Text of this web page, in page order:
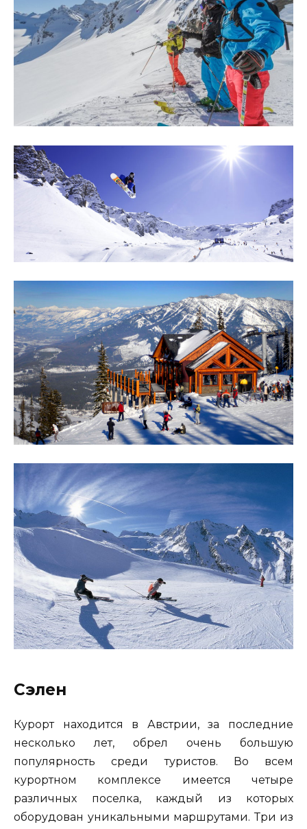
Сэлен
Курорт находится в Австрии, за последние
несколько лет, обрел очень большую
популярность среди туристов. Во всем
курортном комплексе имеется четыре
различных поселка, каждый из которых
оборудован уникальными маршрутами. Три из